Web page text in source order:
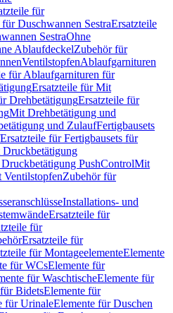
für
Duschwannen SestraErsatzteile
SestraOhne
AblaufdeckelZubehör für
VentilstopfenAblaufgarnituren
für Ablaufgarnituren für
Ersatzteile für Mit
DrehbetätigungErsatzteile für
Mit Drehbetätigung und
und ZulaufFertigbausets
Ersatzteile für Fertigbausets für
PushControlMit
VentilstopfenZubehör für
Installations- und
Ersatzteile für
für
Ersatzteile für
für MontageelementeElemente
für WCsElemente für
für WaschtischeElemente für
BidetsElemente für
für UrinaleElemente für Duschen